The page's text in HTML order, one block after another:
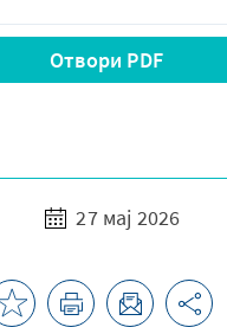
Отвори PDF
27 мај 2026